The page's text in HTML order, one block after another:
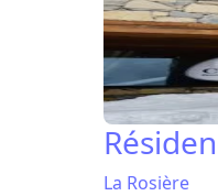
La Rosière